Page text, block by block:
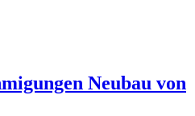
Neubau von